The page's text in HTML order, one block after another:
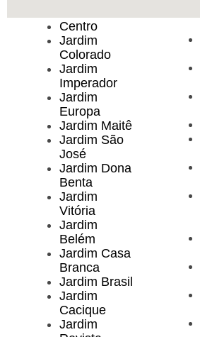
Centro
Jardim
Colorado
Jardim
Imperador
Jardim
Europa
Jardim Maitê
Jardim São
José
Jardim Dona
Benta
Jardim
Vitória
Jardim
Belém
Jardim Casa
Branca
Jardim Brasil
Jardim
Cacique
Jardim